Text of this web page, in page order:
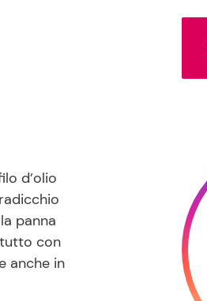
d’olio
panna
con
anche in